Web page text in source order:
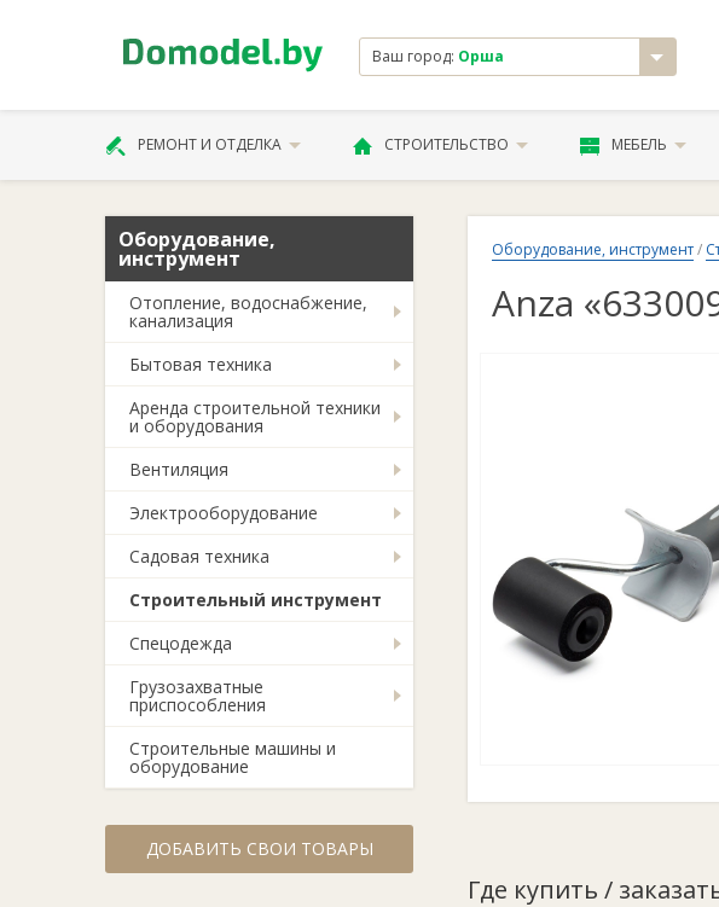
Ваш город: Орша
РЕМОНТ И ОТДЕЛКА СТРОИТЕЛЬСТВО МЕБЕЛЬ
Оборудование,
инструмент
Отопление, водоснабжение,
канализация
Бытовая техника
Аренда строительной техники
и оборудования
Вентиляция
Электрооборудование
Садовая техника
Строительный инструмент
Спецодежда
Грузозахватные
приспособления
Строительные машины и
оборудование
ДОБАВИТЬ СВОИ ТОВАРЫ
Оборудование, инструмент/
Anza
Где купить /